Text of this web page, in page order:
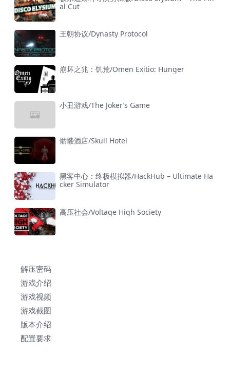
al Cut
王朝协议/Dynasty Protocol
崩坏之兆：饥荒/Omen Exitio: Hunger
小丑游戏/The Joker’s Game
骷髅酒店/Skull Hotel
黑客中心：终极模拟器/HackHub – Ultimate Ha
cker Simulator
高压社会/Voltage High Society
解压密码
游戏介绍
游戏视频
游戏截图
版本介绍
配置要求